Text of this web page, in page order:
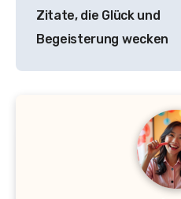
Zitate, die Glück und
Begeisterung wecken